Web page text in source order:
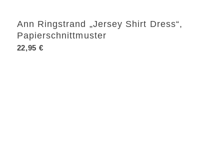
Ann Ringstrand „Jersey Shirt Dress“,
Papierschnittmuster
22,95 €